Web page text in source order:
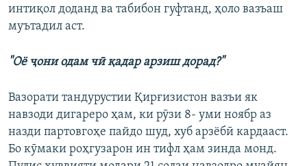
интиқол доданд ва табибон гуфтанд, ҳоло вазъаш
муътадил аст.
"Оё ҷони одам чӣ қадар арзиш дорад?"
Вазорати тандурустии Қирғизистон вазъи як
навзоди дигареро ҳам, ки рӯзи 8- уми ноябр аз
назди партовгоҳе пайдо шуд, хуб арзёбӣ кардааст.
Бо кӯмаки роҳгузарон ин тифл ҳам зинда монд.